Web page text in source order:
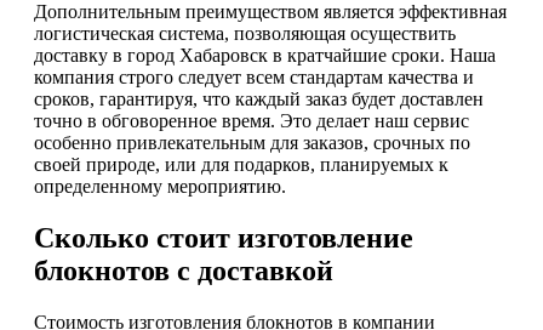
Дополнительным преимуществом является эффективная
логистическая система, позволяющая осуществить
доставку в город Хабаровск в кратчайшие сроки. Наша
компания строго следует всем стандартам качества и
сроков, гарантируя, что каждый заказ будет доставлен
точно в обговоренное время. Это делает наш сервис
особенно привлекательным для заказов, срочных по
своей природе, или для подарков, планируемых к
определенному мероприятию.
Сколько стоит изготовление
блокнотов с доставкой
Стоимость изготовления блокнотов в компании